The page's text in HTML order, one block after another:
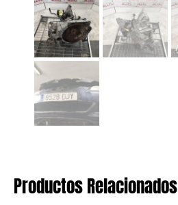
Productos Relacionados